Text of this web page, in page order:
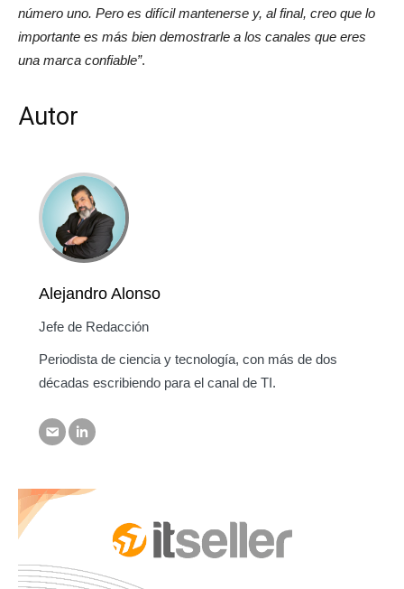
número uno. Pero es difícil mantenerse y, al final, creo que lo
importante es más bien demostrarle a los canales que eres
una marca confiable”.
Autor
Alejandro Alonso
Jefe de Redacción
Periodista de ciencia y tecnología, con más de dos
décadas escribiendo para el canal de TI.